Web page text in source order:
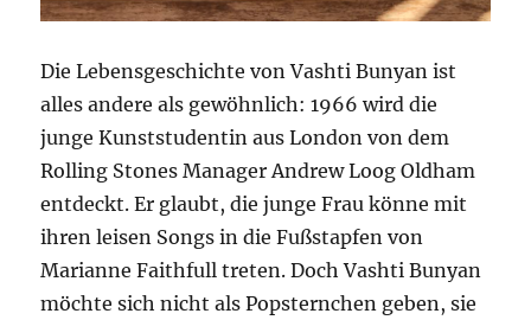
Die Lebensgeschichte von Vashti Bunyan ist
alles andere als gewöhnlich: 1966 wird die
junge Kunststudentin aus London von dem
Rolling Stones Manager Andrew Loog Oldham
entdeckt. Er glaubt, die junge Frau könne mit
ihren leisen Songs in die Fußstapfen von
Marianne Faithfull treten. Doch Vashti Bunyan
möchte sich nicht als Popsternchen geben, sie